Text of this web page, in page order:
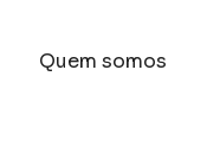
Quem somos